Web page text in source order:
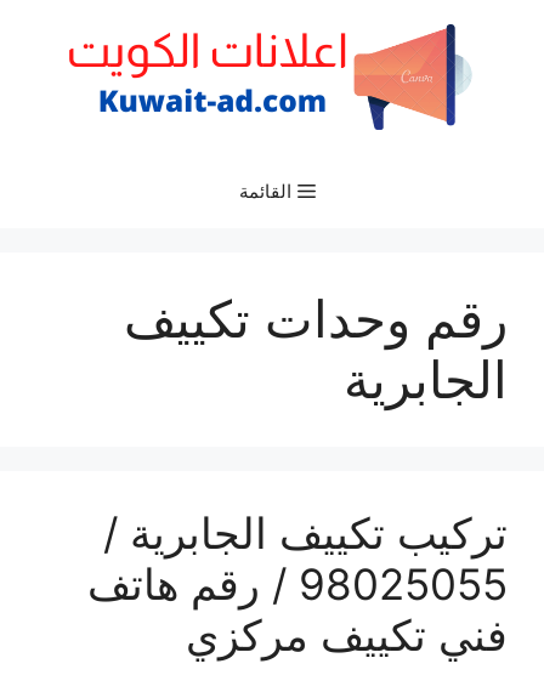
القائمة
رقم وحدات تكييف
الجابرية
تركيب تكييف الجابرية /
98025055 / رقم هاتف
فني تكييف مركزي